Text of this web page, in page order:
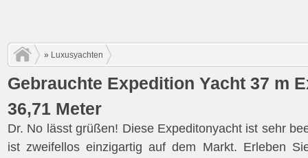
» Luxusyachten
Gebrauchte Expedition Yacht 37 m
36,71 Meter
Dr. No lässt grüßen! Diese Expeditonyacht ist sehr
ist zweifellos einzigartig auf dem Markt. Erleben